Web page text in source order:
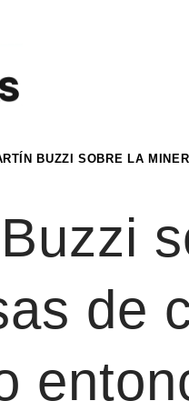
BUZZI SOBRE LA
de